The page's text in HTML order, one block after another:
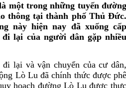
một trong những tuyến
thông tại thành phố Thủ
này hiện nay đã xuống
lại của người dân gặp
lại và vận chuyển của cư
Lò Lu đã chính thức được
hoạch đường Lò Luđược